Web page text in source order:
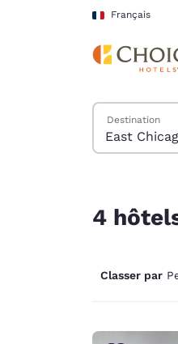
Sauter à Contenu Principal
Français
Trouver des
Destination
4
Classer par